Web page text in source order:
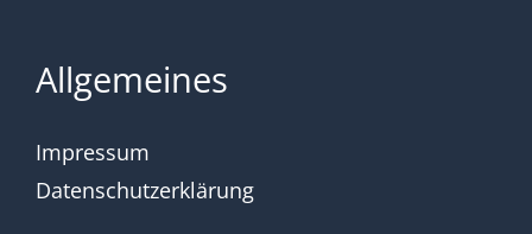
Allgemeines
Impressum
Datenschutzerklärung